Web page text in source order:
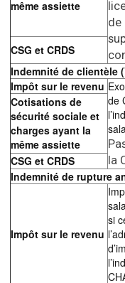
de
même assiette
CSG et CRDS
Indemnité de clientèle
Impôt sur le revenu
de
la
Cotisations de
sécurité sociale et
charges ayant la
même assiette
CSG et CRDS
Indemnité de rupture
Impôt sur le revenu
si